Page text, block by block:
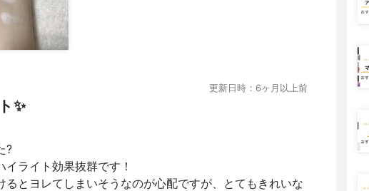
更新日時：6ヶ月以上前
✨
?
ライト効果抜群です！
るとヨレてしまいそうなのが心配ですが、とてもきれいな